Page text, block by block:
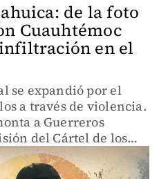
de la foto
Cuauhtémoc
en el
se expandió por el
a través de violencia.
a Guerreros
del Cártel de los
también ha
en Guerrero.